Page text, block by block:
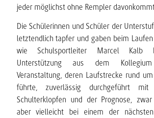
jeder möglichst ohne Rempler
Die Schülerinnen und Schüler der
letztendlich tapfer und gaben beim
wie Schulsportleiter Marcel Kalb
Unterstützung aus dem
Veranstaltung, deren Laufstrecke rund
führte, zuverlässig durchgeführt mit
Schulterklopfen und der Prognose,
aber vielleicht bei einem der nächsten